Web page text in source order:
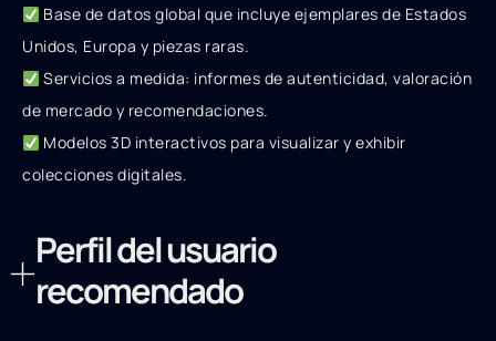
Base de datos global que incluye ejemplares de Estados
Unidos, Europa y piezas raras.
Servicios a medida: informes de autenticidad, valoración
de mercado y recomendaciones.
Modelos 3D interactivos para visualizar y exhibir
colecciones digitales.
Perfil del usuario
recomendado